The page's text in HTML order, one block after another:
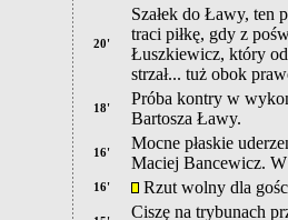
20'
Szałek do Ławy, ten
traci piłkę, gdy z
Łuszkiewicz, który
strzał... tuż obok
18'
Próba kontry w
Bartosza Ławy.
16'
Mocne płaskie
Maciej Bancewicz.
16' Rzut wolny dla
Ciszę na trybunach